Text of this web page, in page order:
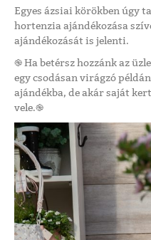
Egyes ázsiai körökben úgy
hortenzia ajándékozása
ajándékozását is jelenti.
֎ Ha betérsz hozzánk az
egy csodásan virágzó
ajándékba, de akár saját
vele.֎